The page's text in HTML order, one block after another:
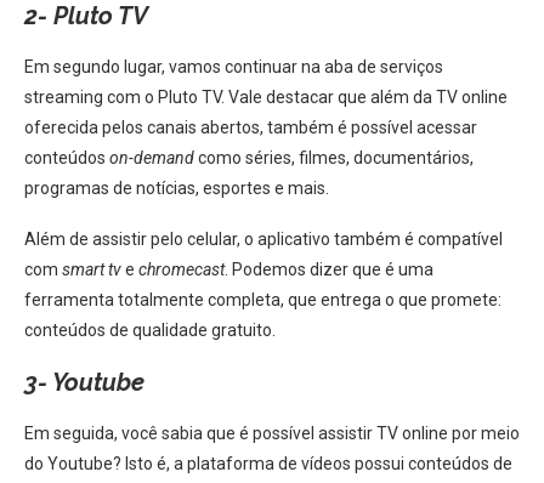
2- Pluto TV
Em segundo lugar, vamos continuar na aba de serviços
streaming com o Pluto TV. Vale destacar que além da TV online
oferecida pelos canais abertos, também é possível acessar
conteúdos on-demandcomo séries, filmes, documentários,
programas de notícias, esportes e mais.
Além de assistir pelo celular, o aplicativo também é compatível
com smart tve chromecast. Podemos dizer que é uma
ferramenta totalmente completa, que entrega o que promete:
conteúdos de qualidade gratuito.
3- Youtube
Em seguida, você sabia que é possível assistir TV online por meio
do Youtube? Isto é, a plataforma de vídeos possui conteúdos de